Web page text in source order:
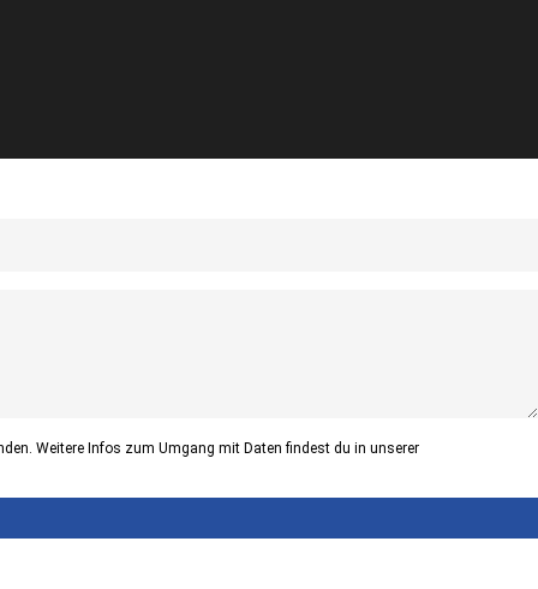
Weitere Infos zum Umgang mit Daten findest du in unserer